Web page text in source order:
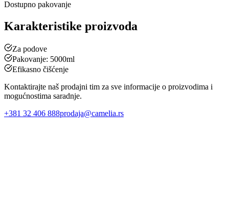
Dostupno pakovanje
Karakteristike proizvoda
Za podove
Pakovanje: 5000ml
Efikasno čišćenje
Kontaktirajte naš prodajni tim za sve informacije o proizvodima i
mogućnostima saradnje.
+381 32 406 888prodaja@camelia.rs